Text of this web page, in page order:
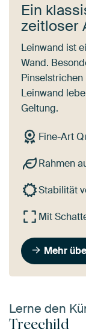
Ein
zeitloser
Leinwand ist
Wand.
Leinwand
Geltung.
Fine-Art
Rahmen
Stabilität
Mit
Mehr
Lerne den
Treechild